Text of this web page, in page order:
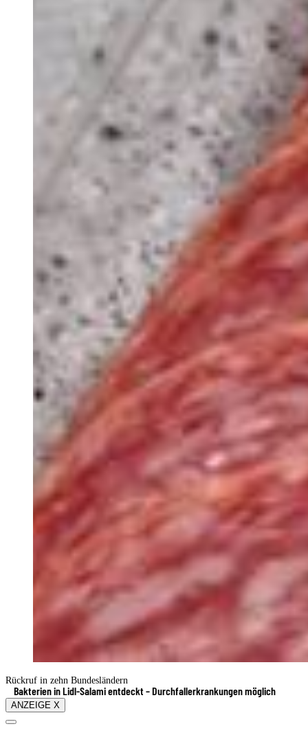
Rückruf in zehn Bundesländern
Bakterien in Lidl-Salami entdeckt – Durchfallerkrankungen möglich
ANZEIGE X